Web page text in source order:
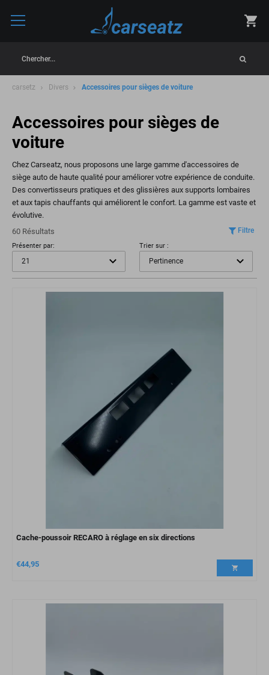
Chercher...
carsetz Divers Accessoires pour sièges de voiture
Accessoires pour sièges de
voiture
Chez Carseatz, nous proposons une large gamme d'accessoires de
siège auto de haute qualité pour améliorer votre expérience de conduite.
Des convertisseurs pratiques et des glissières aux supports lombaires
et aux tapis chauffants qui améliorent le confort. La gamme est vaste et
évolutive.
60 Résultats
Filtre
Présenter par: Trier sur :
Cache-poussoir RECARO à réglage en six directions
€44,95